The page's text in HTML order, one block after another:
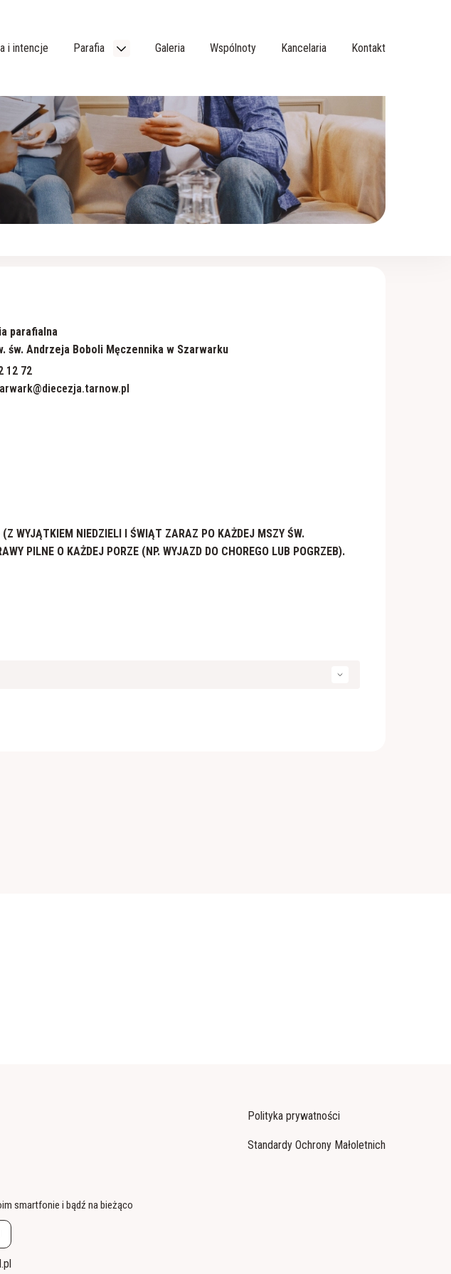
i intencje Parafia Galeria Wspólnoty Kancelaria Kontakt
parafialna
św. Andrzeja Boboli Męczennika w Szarwarku
12 72
WYJĄTKIEM NIEDZIELI I ŚWIĄT ZARAZ PO KAŻDEJ MSZY ŚW.
PILNE O KAŻDEJ PORZE (NP. WYJAZD DO CHOREGO LUB POGRZEB).
Polityka prywatności
Standardy Ochrony Małoletnich
smartfonie i bądź na bieżąco